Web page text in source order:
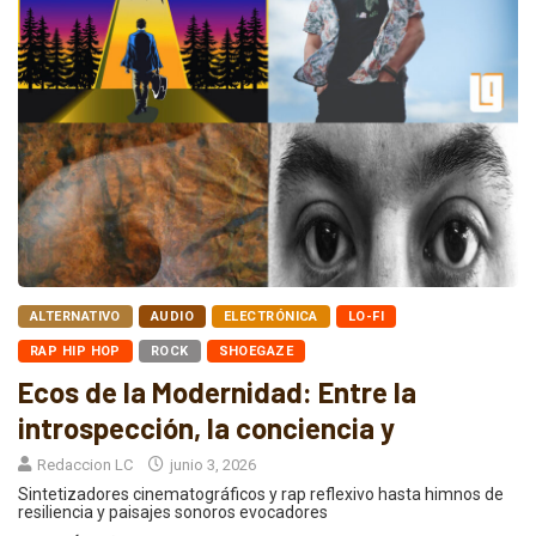
ALTERNATIVO AUDIO ELECTRÓNICA LO-FI
RAP HIP HOP ROCK SHOEGAZE
Ecos de la Modernidad: Entre la
introspección, la conciencia y
Redaccion LC junio 3, 2026
Sintetizadores cinematográficos y rap reflexivo hasta himnos de
resiliencia y paisajes sonoros evocadores